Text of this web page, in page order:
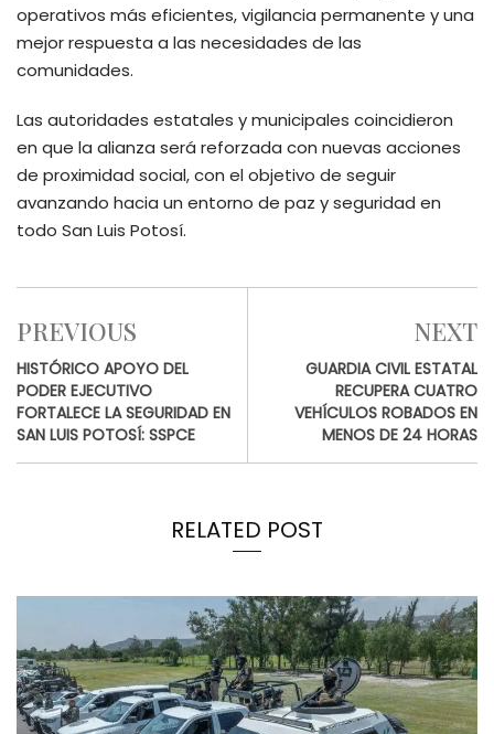
operativos más eficientes, vigilancia permanente y una
mejor respuesta a las necesidades de las
comunidades.
Las autoridades estatales y municipales coincidieron
en que la alianza será reforzada con nuevas acciones
de proximidad social, con el objetivo de seguir
avanzando hacia un entorno de paz y seguridad en
todo San Luis Potosí.
PREVIOUS
HISTÓRICO APOYO DEL
PODER EJECUTIVO
FORTALECE LA SEGURIDAD EN
SAN LUIS POTOSÍ: SSPCE
NEXT
GUARDIA CIVIL ESTATAL
RECUPERA CUATRO
VEHÍCULOS ROBADOS EN
MENOS DE 24 HORAS
RELATED POST